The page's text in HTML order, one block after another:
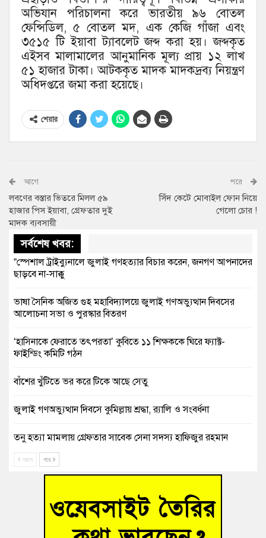
অভিযান পরিচালনা করে ভারতীয় ৯৬ বোতল
ফেন্সিডিল, ৫ বোতল মদ, এক কেজি গাঁজা এবং
৩৫১৫ টি ইয়াবা ট্যাবলেট জব্দ করা হয়। জব্দকৃত
এইসব মালামালের আনুমানিক মূল্য প্রায় ১২ লাখ
৫১ হাজার টাকা। আটককৃত মাদক মাদকদ্রব্য নিয়ন্ত্রণ
অধিদপ্তরে জমা করা হয়েছে।
শেয়ার
আগে
লবণের বস্তার ভিতরে মিলল ৫৯
হাজার পিস ইয়াবা, গ্রেফতার দুই
মাদক ব্যবসায়ী
পরে
সিঁদ কেটে মোবাইল ফোন নিয়ে
গেলো চোর !
সর্বশেষ খবর:
“স্পেশাল ট্রাইব্যুনালে জুলাই গণহত্যার বিচার করেন, জনগণ আপনাদের
ছাড়বে না-সাক্কু
ভাষা সৈনিক অজিত গুহ মহাবিদ্যালয়ে জুলাই গণঅভ্যুত্থান দিবসের
আলোচনা সভা ও পুরস্কার বিতরণ
‘হাসিনাকে ফেরাতে তৎপরতা’ কুবিতে ১১ শিক্ষককে ঘিরে ফ্যাক্ট-
ফাইন্ডিং কমিটি গঠন
বাঁশের খুঁটিতে ভর করে টিকে আছে সেতু
জুলাই গণঅভ্যুত্থান দিবসে কুমিল্লায় শ্রদ্ধা, র‍্যালি ও সংবর্ধনা
তনু হত্যা মামলায় গ্রেফতার সাবেক সেনা সদস্য হাফিজুর রহমান
আহত শিক্ষার্থীদের দেখতে গিয়ে মেডিকেলের ক্যান্টিনে অবরুদ্ধ জবি
হোমনায় বিধবা নারীর জমি দখল ও জীবননাশের হুমকির অভিযোগ
আগে পরে